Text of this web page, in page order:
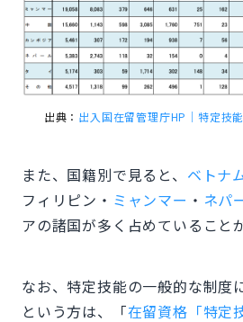
出典： 出入国在留管理庁HP｜特定技
また、国籍別で見ると、 ベトナ
フィリピン・ ミャンマー ・ ネパ
アの諸国が多く占めていること
なお、特定技能の一般的な制度
という方は、「在留資格「特定